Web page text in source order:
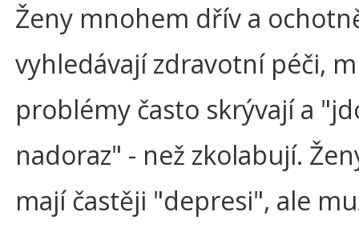
Ženy mnohem dřív a
vyhledávají zdravotní péči,
problémy často skrývají a
nadoraz" - než zkolabují.
mají častěji "depresi", ale